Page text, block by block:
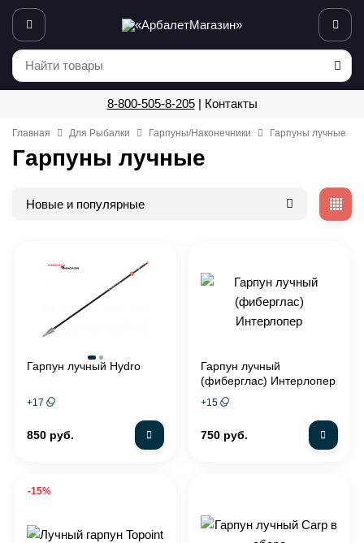
8-800-505-8-205| Контакты
Главная Для Рыбалки Гарпуны/Наконечники Гарпуны лучные
Гарпуны лучные
Новые и популярные
Гарпун лучный Hydro
+17
850 руб.
Гарпун лучный
(фиберглас) Интерлопер
+15
750 руб.
-15%